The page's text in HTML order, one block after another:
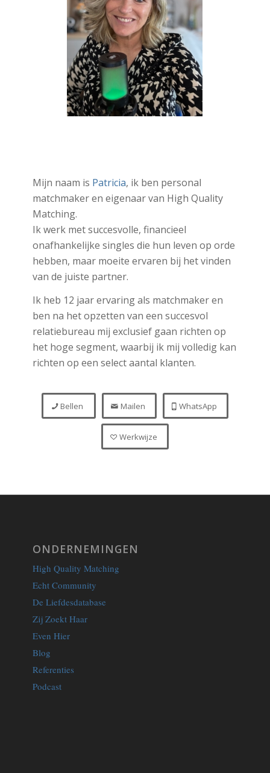
Mijn naam is Patricia, ik ben personal
matchmaker en eigenaar van High Quality
Matching.
Ik werk met succesvolle, financieel
onafhankelijke singles die hun leven op orde
hebben, maar moeite ervaren bij het vinden
van de juiste partner.
Ik heb 12 jaar ervaring als matchmaker en
ben na het opzetten van een succesvol
relatiebureau mij exclusief gaan richten op
het hoge segment, waarbij ik mij volledig kan
richten op een select aantal klanten.
Bellen Mailen WhatsApp
Werkwijze
ONDERNEMINGEN
High Quality Matching
Echt Community
De Liefdesdatabase
Zij Zoekt Haar
Even Hier
Blog
Referenties
Podcast